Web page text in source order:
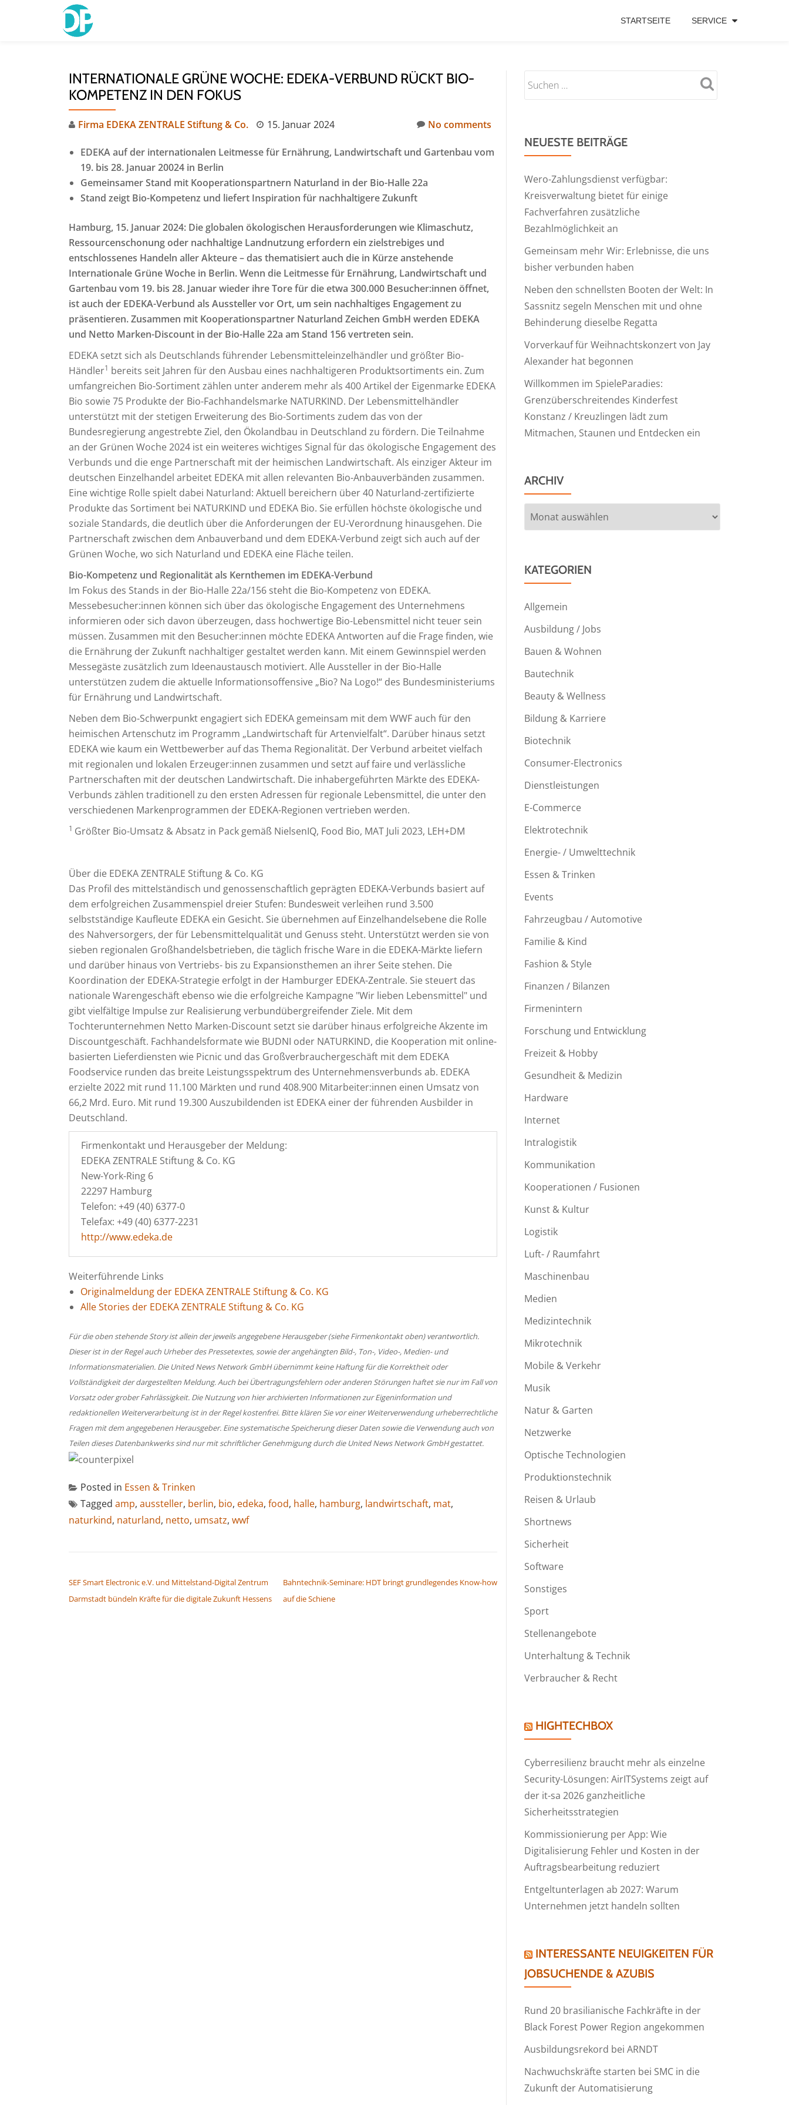
STARTSEITE SERVICE
INTERNATIONALE GRÜNE WOCHE: EDEKA-VERBUND RÜCKT BIO-
KOMPETENZ IN DEN FOKUS
Firma EDEKA ZENTRALE Stiftung & Co. 15. Januar 2024 No comments
EDEKA auf der internationalen Leitmesse für Ernährung, Landwirtschaft und Gartenbau vom
19. bis 28. Januar 20024 in Berlin
Gemeinsamer Stand mit Kooperationspartnern Naturland in der Bio-Halle 22a
Stand zeigt Bio-Kompetenz und liefert Inspiration für nachhaltigere Zukunft
Hamburg, 15. Januar 2024: Die globalen ökologischen Herausforderungen wie Klimaschutz,
Ressourcenschonung oder nachhaltige Landnutzung erfordern ein zielstrebiges und
entschlossenes Handeln aller Akteure – das thematisiert auch die in Kürze anstehende
Internationale Grüne Woche in Berlin. Wenn die Leitmesse für Ernährung, Landwirtschaft und
Gartenbau vom 19. bis 28. Januar wieder ihre Tore für die etwa 300.000 Besucher:innen öffnet,
ist auch der EDEKA-Verbund als Aussteller vor Ort, um sein nachhaltiges Engagement zu
präsentieren. Zusammen mit Kooperationspartner Naturland Zeichen GmbH werden EDEKA
und Netto Marken-Discount in der Bio-Halle 22a am Stand 156 vertreten sein.
EDEKA setzt sich als Deutschlands führender Lebensmitteleinzelhändler und größter Bio-
Händler1 bereits seit Jahren für den Ausbau eines nachhaltigeren Produktsortiments ein. Zum
umfangreichen Bio-Sortiment zählen unter anderem mehr als 400 Artikel der Eigenmarke EDEKA
Bio sowie 75 Produkte der Bio-Fachhandelsmarke NATURKIND. Der Lebensmittelhändler
unterstützt mit der stetigen Erweiterung des Bio-Sortiments zudem das von der
Bundesregierung angestrebte Ziel, den Ökolandbau in Deutschland zu fördern. Die Teilnahme
an der Grünen Woche 2024 ist ein weiteres wichtiges Signal für das ökologische Engagement des
Verbunds und die enge Partnerschaft mit der heimischen Landwirtschaft. Als einziger Akteur im
deutschen Einzelhandel arbeitet EDEKA mit allen relevanten Bio-Anbauverbänden zusammen.
Eine wichtige Rolle spielt dabei Naturland: Aktuell bereichern über 40 Naturland-zertifizierte
Produkte das Sortiment bei NATURKIND und EDEKA Bio. Sie erfüllen höchste ökologische und
soziale Standards, die deutlich über die Anforderungen der EU-Verordnung hinausgehen. Die
Partnerschaft zwischen dem Anbauverband und dem EDEKA-Verbund zeigt sich auch auf der
Grünen Woche, wo sich Naturland und EDEKA eine Fläche teilen.
Bio-Kompetenz und Regionalität als Kernthemen im EDEKA-Verbund
Im Fokus des Stands in der Bio-Halle 22a/156 steht die Bio-Kompetenz von EDEKA.
Messebesucher:innen können sich über das ökologische Engagement des Unternehmens
informieren oder sich davon überzeugen, dass hochwertige Bio-Lebensmittel nicht teuer sein
müssen. Zusammen mit den Besucher:innen möchte EDEKA Antworten auf die Frage finden, wie
die Ernährung der Zukunft nachhaltiger gestaltet werden kann. Mit einem Gewinnspiel werden
Messegäste zusätzlich zum Ideenaustausch motiviert. Alle Aussteller in der Bio-Halle
unterstützen zudem die aktuelle Informationsoffensive „Bio? Na Logo!“ des Bundesministeriums
für Ernährung und Landwirtschaft.
Neben dem Bio-Schwerpunkt engagiert sich EDEKA gemeinsam mit dem WWF auch für den
heimischen Artenschutz im Programm „Landwirtschaft für Artenvielfalt“. Darüber hinaus setzt
EDEKA wie kaum ein Wettbewerber auf das Thema Regionalität. Der Verbund arbeitet vielfach
mit regionalen und lokalen Erzeuger:innen zusammen und setzt auf faire und verlässliche
Partnerschaften mit der deutschen Landwirtschaft. Die inhabergeführten Märkte des EDEKA-
Verbunds zählen traditionell zu den ersten Adressen für regionale Lebensmittel, die unter den
verschiedenen Markenprogrammen der EDEKA-Regionen vertrieben werden.
1 Größter Bio-Umsatz & Absatz in Pack gemäß NielsenIQ, Food Bio, MAT Juli 2023, LEH+DM
Über die EDEKA ZENTRALE Stiftung & Co. KG
Das Profil des mittelständisch und genossenschaftlich geprägten EDEKA-Verbunds basiert auf
dem erfolgreichen Zusammenspiel dreier Stufen: Bundesweit verleihen rund 3.500
selbstständige Kaufleute EDEKA ein Gesicht. Sie übernehmen auf Einzelhandelsebene die Rolle
des Nahversorgers, der für Lebensmittelqualität und Genuss steht. Unterstützt werden sie von
sieben regionalen Großhandelsbetrieben, die täglich frische Ware in die EDEKA-Märkte liefern
und darüber hinaus von Vertriebs- bis zu Expansionsthemen an ihrer Seite stehen. Die
Koordination der EDEKA-Strategie erfolgt in der Hamburger EDEKA-Zentrale. Sie steuert das
nationale Warengeschäft ebenso wie die erfolgreiche Kampagne "Wir lieben Lebensmittel" und
gibt vielfältige Impulse zur Realisierung verbundübergreifender Ziele. Mit dem
Tochterunternehmen Netto Marken-Discount setzt sie darüber hinaus erfolgreiche Akzente im
Discountgeschäft. Fachhandelsformate wie BUDNI oder NATURKIND, die Kooperation mit online-
basierten Lieferdiensten wie Picnic und das Großverbrauchergeschäft mit dem EDEKA
Foodservice runden das breite Leistungsspektrum des Unternehmensverbunds ab. EDEKA
erzielte 2022 mit rund 11.100 Märkten und rund 408.900 Mitarbeiter:innen einen Umsatz von
66,2 Mrd. Euro. Mit rund 19.300 Auszubildenden ist EDEKA einer der führenden Ausbilder in
Deutschland.
Firmenkontakt und Herausgeber der Meldung:
EDEKA ZENTRALE Stiftung & Co. KG
New-York-Ring 6
22297 Hamburg
Telefon: +49 (40) 6377-0
Telefax: +49 (40) 6377-2231
http://www.edeka.de
Weiterführende Links
Originalmeldung der EDEKA ZENTRALE Stiftung & Co. KG
Alle Stories der EDEKA ZENTRALE Stiftung & Co. KG
Für die oben stehende Story ist allein der jeweils angegebene Herausgeber (siehe Firmenkontakt oben) verantwortlich.
Dieser ist in der Regel auch Urheber des Pressetextes, sowie der angehängten Bild-, Ton-, Video-, Medien- und
Informationsmaterialien. Die United News Network GmbH übernimmt keine Haftung für die Korrektheit oder
Vollständigkeit der dargestellten Meldung. Auch bei Übertragungsfehlern oder anderen Störungen haftet sie nur im Fall von
Vorsatz oder grober Fahrlässigkeit. Die Nutzung von hier archivierten Informationen zur Eigeninformation und
redaktionellen Weiterverarbeitung ist in der Regel kostenfrei. Bitte klären Sie vor einer Weiterverwendung urheberrechtliche
Fragen mit dem angegebenen Herausgeber. Eine systematische Speicherung dieser Daten sowie die Verwendung auch von
Teilen dieses Datenbankwerks sind nur mit schriftlicher Genehmigung durch die United News Network GmbH gestattet.
Posted in Essen & Trinken
Tagged amp, aussteller, berlin, bio, edeka, food, halle, hamburg, landwirtschaft, mat,
naturkind, naturland, netto, umsatz, wwf
SEF Smart Electronic e.V. und Mittelstand-Digital Zentrum
Darmstadt bündeln Kräfte für die digitale Zukunft Hessens
Bahntechnik-Seminare: HDT bringt grundlegendes Know-how
auf die Schiene
NEUESTE BEITRÄGE
Wero-Zahlungsdienst verfügbar:
Kreisverwaltung bietet für einige
Fachverfahren zusätzliche
Bezahlmöglichkeit an
Gemeinsam mehr Wir: Erlebnisse, die uns
bisher verbunden haben
Neben den schnellsten Booten der Welt: In
Sassnitz segeln Menschen mit und ohne
Behinderung dieselbe Regatta
Vorverkauf für Weihnachtskonzert von Jay
Alexander hat begonnen
Willkommen im SpieleParadies:
Grenzüberschreitendes Kinderfest
Konstanz / Kreuzlingen lädt zum
Mitmachen, Staunen und Entdecken ein
ARCHIV
Archiv
KATEGORIEN
Allgemein
Ausbildung / Jobs
Bauen & Wohnen
Bautechnik
Beauty & Wellness
Bildung & Karriere
Biotechnik
Consumer-Electronics
Dienstleistungen
E-Commerce
Elektrotechnik
Energie- / Umwelttechnik
Essen & Trinken
Events
Fahrzeugbau / Automotive
Familie & Kind
Fashion & Style
Finanzen / Bilanzen
Firmenintern
Forschung und Entwicklung
Freizeit & Hobby
Gesundheit & Medizin
Hardware
Internet
Intralogistik
Kommunikation
Kooperationen / Fusionen
Kunst & Kultur
Logistik
Luft- / Raumfahrt
Maschinenbau
Medien
Medizintechnik
Mikrotechnik
Mobile & Verkehr
Musik
Natur & Garten
Netzwerke
Optische Technologien
Produktionstechnik
Reisen & Urlaub
Shortnews
Sicherheit
Software
Sonstiges
Sport
Stellenangebote
Unterhaltung & Technik
Verbraucher & Recht
HIGHTECHBOX
Cyberresilienz braucht mehr als einzelne
Security-Lösungen: AirITSystems zeigt auf
der it-sa 2026 ganzheitliche
Sicherheitsstrategien
Kommissionierung per App: Wie
Digitalisierung Fehler und Kosten in der
Auftragsbearbeitung reduziert
Entgeltunterlagen ab 2027: Warum
Unternehmen jetzt handeln sollten
INTERESSANTE NEUIGKEITEN FÜR
JOBSUCHENDE & AZUBIS
Rund 20 brasilianische Fachkräfte in der
Black Forest Power Region angekommen
Ausbildungsrekord bei ARNDT
Nachwuchskräfte starten bei SMC in die
Zukunft der Automatisierung